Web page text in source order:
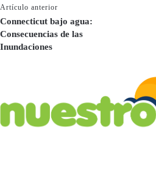
Artículo anterior
Connecticut bajo agua:
Consecuencias de las
Inundaciones